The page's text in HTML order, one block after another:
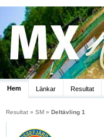
Hem Länkar Resultat
Resultat » SM » Deltävling 1